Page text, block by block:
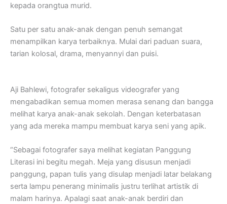
kepada orangtua murid.
Satu per satu anak-anak dengan penuh semangat
menampilkan karya terbaiknya. Mulai dari paduan suara,
tarian kolosal, drama, menyannyi dan puisi.
Aji Bahlewi, fotografer sekaligus videografer yang
mengabadikan semua momen merasa senang dan bangga
melihat karya anak-anak sekolah. Dengan keterbatasan
yang ada mereka mampu membuat karya seni yang apik.
“Sebagai fotografer saya melihat kegiatan Panggung
Literasi ini begitu megah. Meja yang disusun menjadi
panggung, papan tulis yang disulap menjadi latar belakang
serta lampu penerang minimalis justru terlihat artistik di
malam harinya. Apalagi saat anak-anak berdiri dan